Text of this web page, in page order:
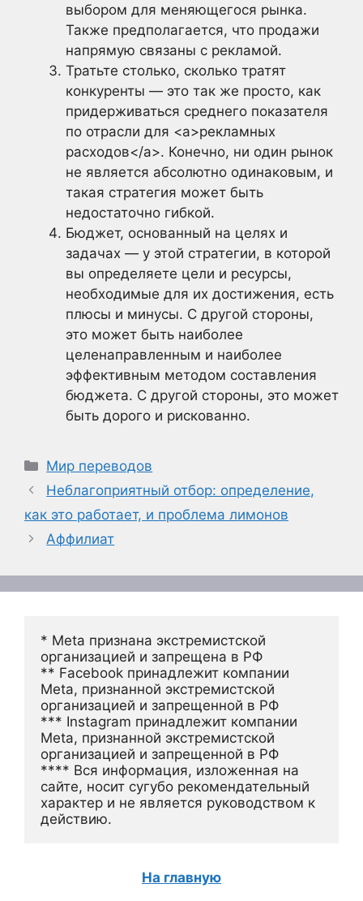
выбором для меняющегося рынка.
Также предполагается, что продажи
напрямую связаны с рекламой.
Тратьте столько, сколько тратят
конкуренты — это так же просто, как
придерживаться среднего показателя
по отрасли для <a>рекламных
расходов</a>. Конечно, ни один рынок
не является абсолютно одинаковым, и
такая стратегия может быть
недостаточно гибкой.
Бюджет, основанный на целях и
задачах — у этой стратегии, в которой
вы определяете цели и ресурсы,
необходимые для их достижения, есть
плюсы и минусы. С другой стороны,
это может быть наиболее
целенаправленным и наиболее
эффективным методом составления
бюджета. С другой стороны, это может
быть дорого и рискованно.
Рубрики
Мир переводов
Неблагоприятный отбор: определение,
как это работает, и проблема лимонов
Аффилиат
* Meta признана экстремистской
организацией и запрещена в РФ
** Facebook принадлежит компании
Meta, признанной экстремистской
организацией и запрещенной в РФ
*** Instagram принадлежит компании
Meta, признанной экстремистской
организацией и запрещенной в РФ
**** Вся информация, изложенная на
сайте, носит сугубо рекомендательный
характер и не является руководством к
действию.
На главную